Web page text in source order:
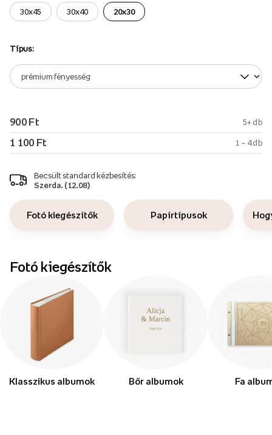
30x45 30x40 20x30
Típus:
900 Ft 5+ db
1 100 Ft 1 – 4 db
Becsült standard kézbesítés:
Szerda. (12.08)
Fotó kiegészítők Papírtípusok
Fotó kiegészítők
Klasszikus albumok Bőr albumok Fa